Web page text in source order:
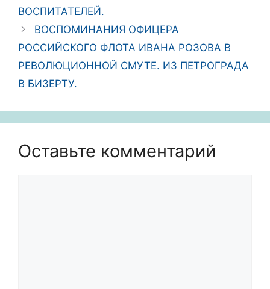
ВОСПИТАТЕЛЕЙ.
ВОСПОМИНАНИЯ ОФИЦЕРА
РOССИЙСКОГО ФЛОТА ИВАНА РОЗОВА В
РЕВОЛЮЦИОННОЙ СМУТЕ. ИЗ ПЕТРОГРАДА
В БИЗЕРТУ.
Оставьте комментарий